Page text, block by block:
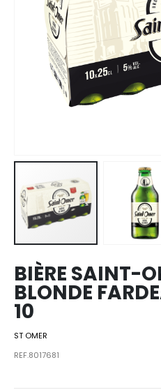
Skip to
the
beginning
images
gallery
BIÈRE SAINT-
BLONDE
10
ST OMER
REF.8017681